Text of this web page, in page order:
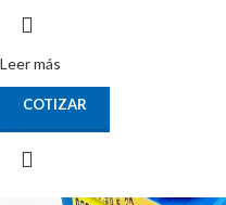
Leer más
COTIZAR